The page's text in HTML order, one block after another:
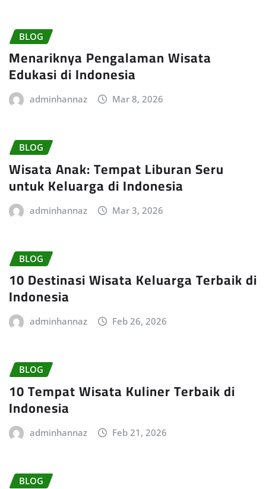
BLOG
Menariknya Pengalaman Wisata
Edukasi di Indonesia
adminhannaz Mar 8, 2026
BLOG
Wisata Anak: Tempat Liburan Seru
untuk Keluarga di Indonesia
adminhannaz Mar 3, 2026
BLOG
10 Destinasi Wisata Keluarga Terbaik di
Indonesia
adminhannaz Feb 26, 2026
BLOG
10 Tempat Wisata Kuliner Terbaik di
Indonesia
adminhannaz Feb 21, 2026
BLOG